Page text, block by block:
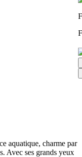
aquatique, charme par
Avec ses grands yeux